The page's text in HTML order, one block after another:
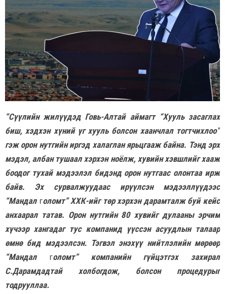
“Сүүлийн жилүүдэд Говь-Алтай аймагт “Хууль засаглах
биш, хэдхэн хүний үг хууль болсон хаанчлал тогтчихлоо”
гэж орон нутгийн иргэд халаглан ярьцгааж байна. Тэнд эрх
мэдэл, албан тушаал хэрхэн ноёлж, хувийн хэвшлийг хааж
боодог тухай мэдээлэл бидэнд орон нутгаас олонтаа ирж
байв. Эх сурвалжуудаас ирүүлсэн мэдээллүүдээс
“Мандал голомт” ХХК-ийг төр хэрхэн дарамталж буй кейс
анхаарал татав. Орон нутгийн 80 хувийг дулааны эрчим
хүчээр хангадаг тус компанид үүссэн асуудлын талаар
өмнө бид мэдээлсэн. Тэгвэл энэхүү нийтлэлийн мөрөөр
“Мандал голомт” компанийн гүйцэтгэх захирал
С.Дарамдадтай холбогдож, болсон процедурыг
тодрууллаа.